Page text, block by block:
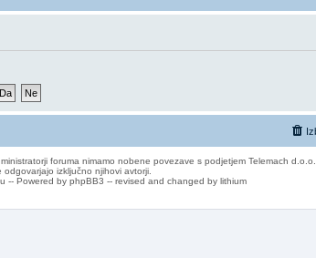
foruma nimamo nobene povezave s podjetjem Telemach d.o.o.
izključno njihovi avtorji.
-- Powered by phpBB3 -- revised and changed by lithium